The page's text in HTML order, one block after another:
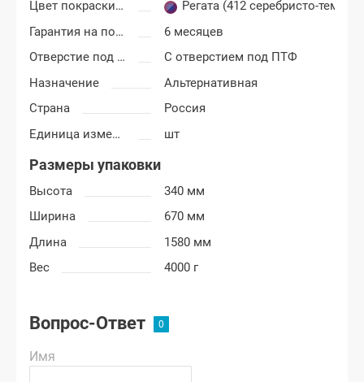
Цвет покраски ВАЗ 2113, 2114, 2115
Регата (412 серебристо-темно-
Гарантия на покраску
6 месяцев
Отверстие под ПТФ
С отверстием под ПТФ
Назначение
Альтернативная
Страна
Россия
Единица измерения
шт
Размеры упаковки
Высота
340 мм
Ширина
670 мм
Длина
1580 мм
Вес
4000 г
Вопрос-Ответ
Имя